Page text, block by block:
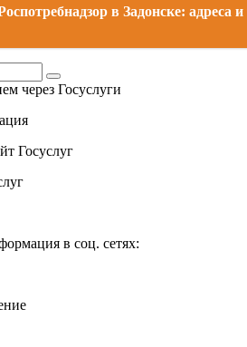
в Задонске: адреса
Search
через Госуслуги
Госуслуг
в соц. сетях: